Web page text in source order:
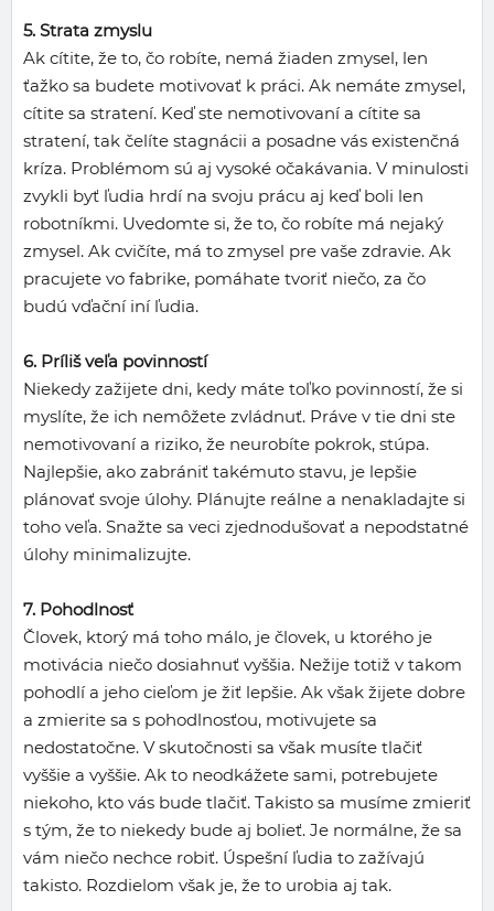
5. Strata zmyslu
Ak cítite, že to, čo robíte, nemá žiaden zmysel, len
ťažko sa budete motivovať k práci. Ak nemáte zmysel,
cítite sa stratení. Keď ste nemotivovaní a cítite sa
stratení, tak čelíte stagnácii a posadne vás existenčná
kríza. Problémom sú aj vysoké očakávania. V minulosti
zvykli byť ľudia hrdí na svoju prácu aj keď boli len
robotníkmi. Uvedomte si, že to, čo robíte má nejaký
zmysel. Ak cvičíte, má to zmysel pre vaše zdravie. Ak
pracujete vo fabrike, pomáhate tvoriť niečo, za čo
budú vďační iní ľudia.
6. Príliš veľa povinností
Niekedy zažijete dni, kedy máte toľko povinností, že si
myslíte, že ich nemôžete zvládnuť. Práve v tie dni ste
nemotivovaní a riziko, že neurobíte pokrok, stúpa.
Najlepšie, ako zabrániť takémuto stavu, je lepšie
plánovať svoje úlohy. Plánujte reálne a nenakladajte si
toho veľa. Snažte sa veci zjednodušovať a nepodstatné
úlohy minimalizujte.
7. Pohodlnosť
Človek, ktorý má toho málo, je človek, u ktorého je
motivácia niečo dosiahnuť vyššia. Nežije totiž v takom
pohodlí a jeho cieľom je žiť lepšie. Ak však žijete dobre
a zmierite sa s pohodlnosťou, motivujete sa
nedostatočne. V skutočnosti sa však musíte tlačiť
vyššie a vyššie. Ak to neodkážete sami, potrebujete
niekoho, kto vás bude tlačiť. Takisto sa musíme zmieriť
s tým, že to niekedy bude aj bolieť. Je normálne, že sa
vám niečo nechce robiť. Úspešní ľudia to zažívajú
takisto. Rozdielom však je, že to urobia aj tak.